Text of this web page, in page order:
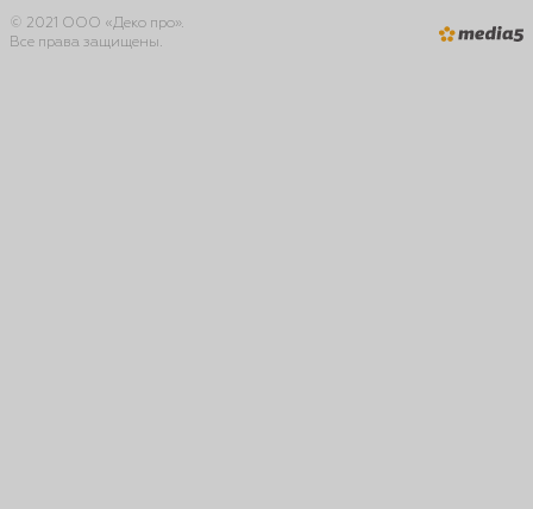
© 2021 ООО «Деко про».
Все права защищены.